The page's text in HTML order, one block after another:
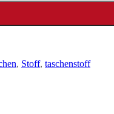
, Stoff, taschenstoff